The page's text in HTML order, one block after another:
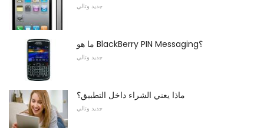
جديد وتالي
ما هو BlackBerry PIN Messaging؟
جديد وتالي
ماذا يعني الشراء داخل التطبيق؟
جديد وتالي